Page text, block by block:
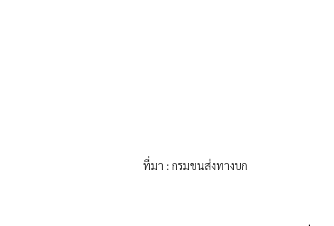
ที่มา : กรมขนส่งทางบก